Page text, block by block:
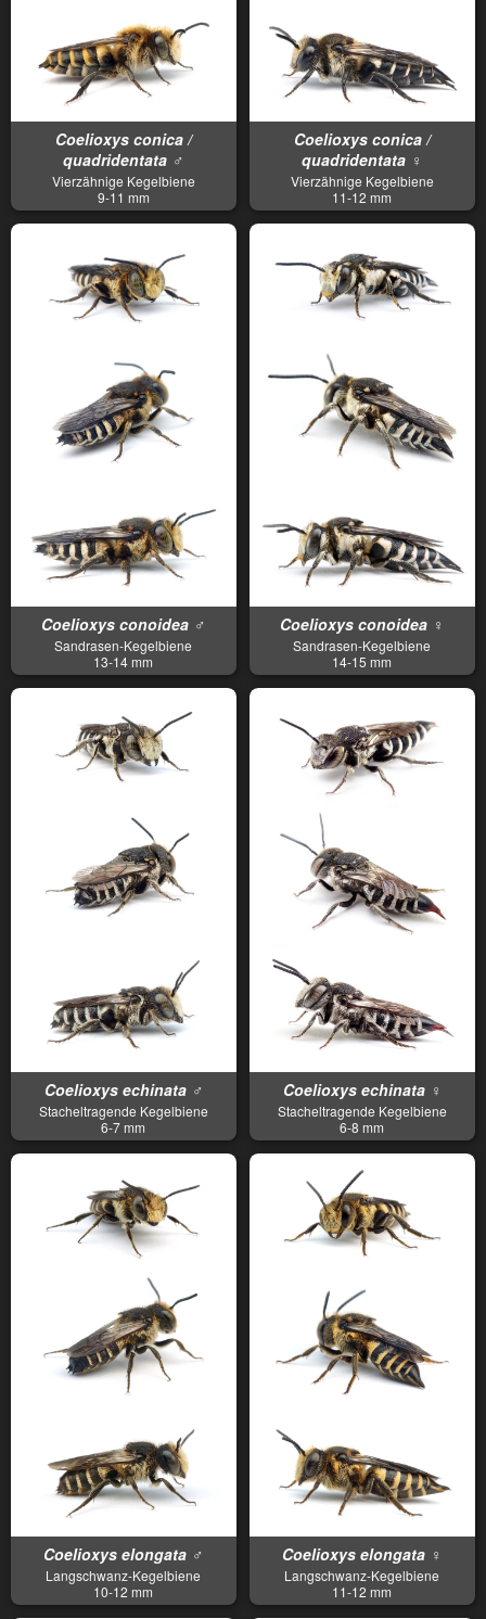
Coelioxys conica /
quadridentata ♂
Vierzähnige Kegelbiene
9-11 mm
Coelioxys conica /
quadridentata ♀
Vierzähnige Kegelbiene
11-12 mm
Coelioxys conoidea ♂
Sandrasen-Kegelbiene
13-14 mm
Coelioxys conoidea ♀
Sandrasen-Kegelbiene
14-15 mm
Coelioxys echinata ♂
Stacheltragende Kegelbiene
6-7 mm
Coelioxys echinata ♀
Stacheltragende Kegelbiene
6-8 mm
Coelioxys elongata ♂
Langschwanz-Kegelbiene
10-12 mm
Coelioxys elongata ♀
Langschwanz-Kegelbiene
11-12 mm